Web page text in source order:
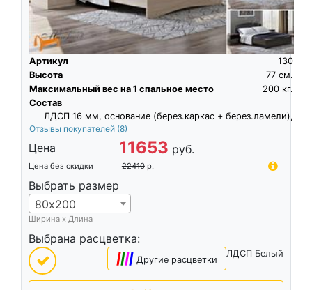
Артикул
130
Высота
см.
77
Максимальный вес на 1 спальное место
кг.
200
Состав
ЛДСП 16 мм, основание (берез.каркас + берез.ламели),
Отзывы покупателей (8)
Цена 11653 руб.
Цена без скидки 22410 р.
Выбрать размер
80х200
Ширина х Длина
Выбрана расцветка:
ЛДСП Белый
|||| Другие расцветки